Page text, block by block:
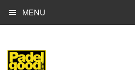
MENU